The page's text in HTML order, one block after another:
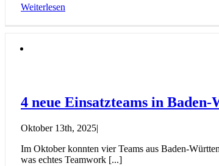
Weiterlesen
4 neue Einsatzteams in
Oktober 13th, 2025|
Im Oktober konnten vier Teams aus Baden-
was echtes Teamwork [...]